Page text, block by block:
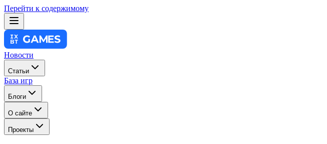
Перейти к содержимому
Новости
Статьи
База игр
Блоги
О сайте
Проекты